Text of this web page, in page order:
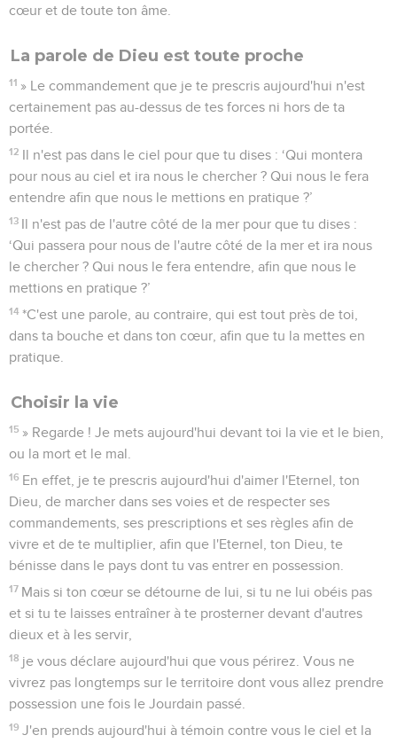
cœur et de toute ton âme.
La parole de Dieu est toute proche
11 » Le commandement que je te prescris aujourd'hui n'est
certainement pas au-dessus de tes forces ni hors de ta
portée.
12 Il n'est pas dans le ciel pour que tu dises : ‘Qui montera
pour nous au ciel et ira nous le chercher ? Qui nous le fera
entendre afin que nous le mettions en pratique ?’
13 Il n'est pas de l'autre côté de la mer pour que tu dises :
‘Qui passera pour nous de l'autre côté de la mer et ira nous
le chercher ? Qui nous le fera entendre, afin que nous le
mettions en pratique ?’
14 *C'est une parole, au contraire, qui est tout près de toi,
dans ta bouche et dans ton cœur, afin que tu la mettes en
pratique.
Choisir la vie
15 » Regarde ! Je mets aujourd'hui devant toi la vie et le bien,
ou la mort et le mal.
16 En effet, je te prescris aujourd'hui d'aimer l'Eternel, ton
Dieu, de marcher dans ses voies et de respecter ses
commandements, ses prescriptions et ses règles afin de
vivre et de te multiplier, afin que l'Eternel, ton Dieu, te
bénisse dans le pays dont tu vas entrer en possession.
17 Mais si ton cœur se détourne de lui, si tu ne lui obéis pas
et si tu te laisses entraîner à te prosterner devant d'autres
dieux et à les servir,
18 je vous déclare aujourd'hui que vous périrez. Vous ne
vivrez pas longtemps sur le territoire dont vous allez prendre
possession une fois le Jourdain passé.
19 J'en prends aujourd'hui à témoin contre vous le ciel et la